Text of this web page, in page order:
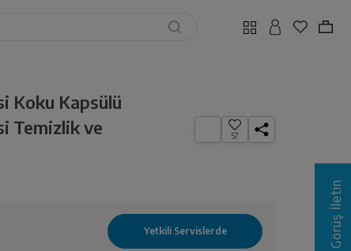
Koku Kapsülü
Temizlik ve
57
Görüş İletin